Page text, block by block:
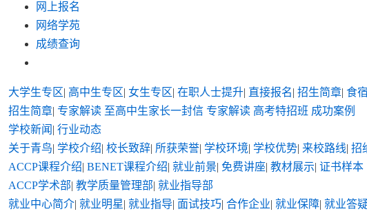
网上报名
网络学苑
成绩查询
大学生专区| 高中生专区| 女生专区| 在职人士提升| 直接报名| 招生简章| 食
招生简章| 专家解读 至高中生家长一封信 专家解读 高考特招班 成功案例
学校新闻 | 行业动态
关于青鸟| 学校介绍| 校长致辞| 所获荣誉| 学校环境| 学校优势| 来校路线| 招
ACCP课程介绍| BENET课程介绍| 就业前景| 免费讲座| 教材展示| 证书样本
ACCP学术部| 教学质量管理部| 就业指导部
就业中心简介| 就业明星| 就业指导| 面试技巧| 合作企业| 就业保障| 就业答